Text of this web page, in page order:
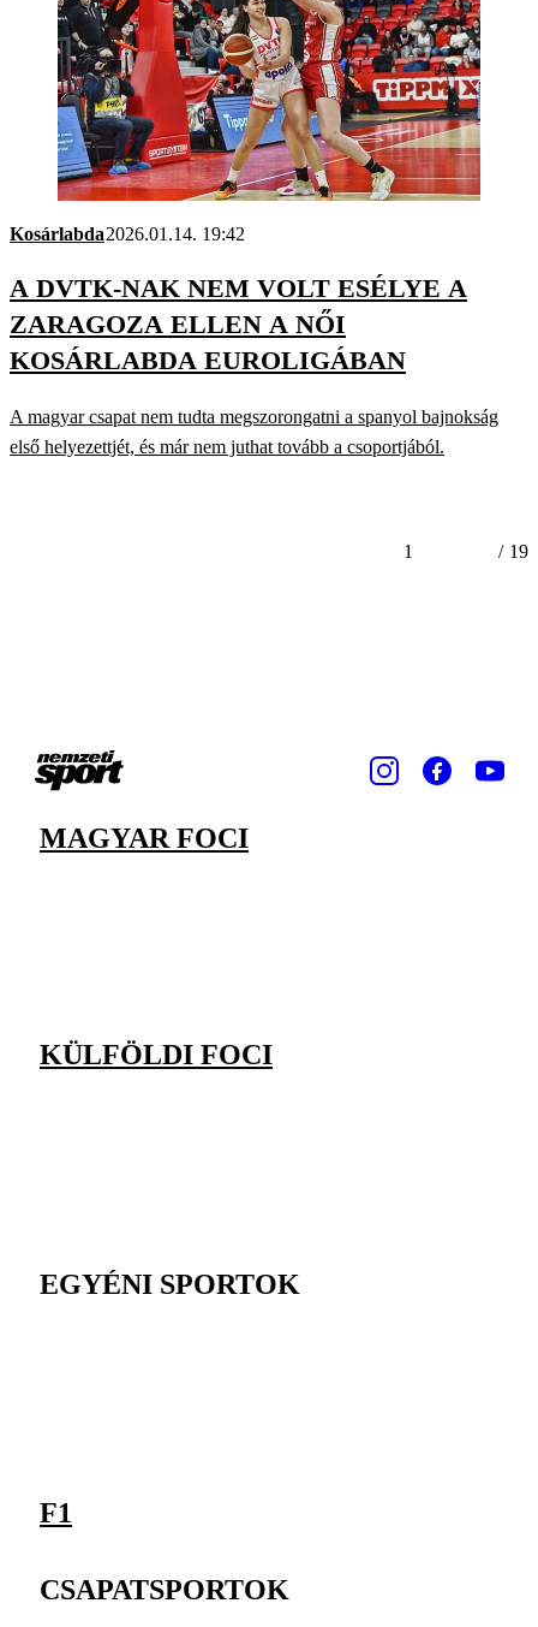
Kosárlabda2026.01.14. 19:42
A DVTK-NAK NEM VOLT ESÉLYE A
ZARAGOZA ELLEN A NŐI
KOSÁRLABDA EUROLIGÁBAN
A magyar csapat nem tudta megszorongatni a spanyol bajnokság
első helyezettjét, és már nem juthat tovább a csoportjából.
1 / 19
MAGYAR FOCI
KÜLFÖLDI FOCI
EGYÉNI SPORTOK
F1
CSAPATSPORTOK